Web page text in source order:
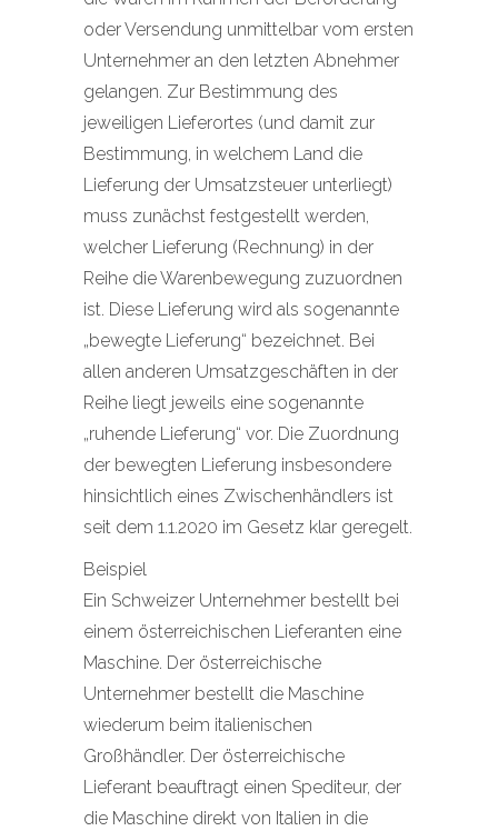
oder Versendung unmittelbar vom ersten
Unternehmer an den letzten Abnehmer
gelangen. Zur Bestimmung des
jeweiligen Lieferortes (und damit zur
Bestimmung, in welchem Land die
Lieferung der Umsatzsteuer unterliegt)
muss zunächst festgestellt werden,
welcher Lieferung (Rechnung) in der
Reihe die Warenbewegung zuzuordnen
ist. Diese Lieferung wird als sogenannte
„bewegte Lieferung“ bezeichnet. Bei
allen anderen Umsatzgeschäften in der
Reihe liegt jeweils eine sogenannte
„ruhende Lieferung“ vor. Die Zuordnung
der bewegten Lieferung insbesondere
hinsichtlich eines Zwischenhändlers ist
seit dem 1.1.2020 im Gesetz klar geregelt.
Beispiel
Ein Schweizer Unternehmer bestellt bei
einem österreichischen Lieferanten eine
Maschine. Der österreichische
Unternehmer bestellt die Maschine
wiederum beim italienischen
Großhändler. Der österreichische
Lieferant beauftragt einen Spediteur, der
die Maschine direkt von Italien in die